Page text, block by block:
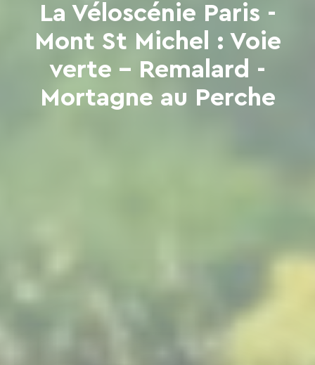
La Véloscénie Paris -
Mont St Michel : Voie
verte - Remalard -
Mortagne au Perche